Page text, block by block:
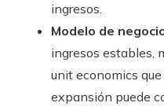
ingresos.
Modelo de
ingresos estables,
unit economics
expansión puede